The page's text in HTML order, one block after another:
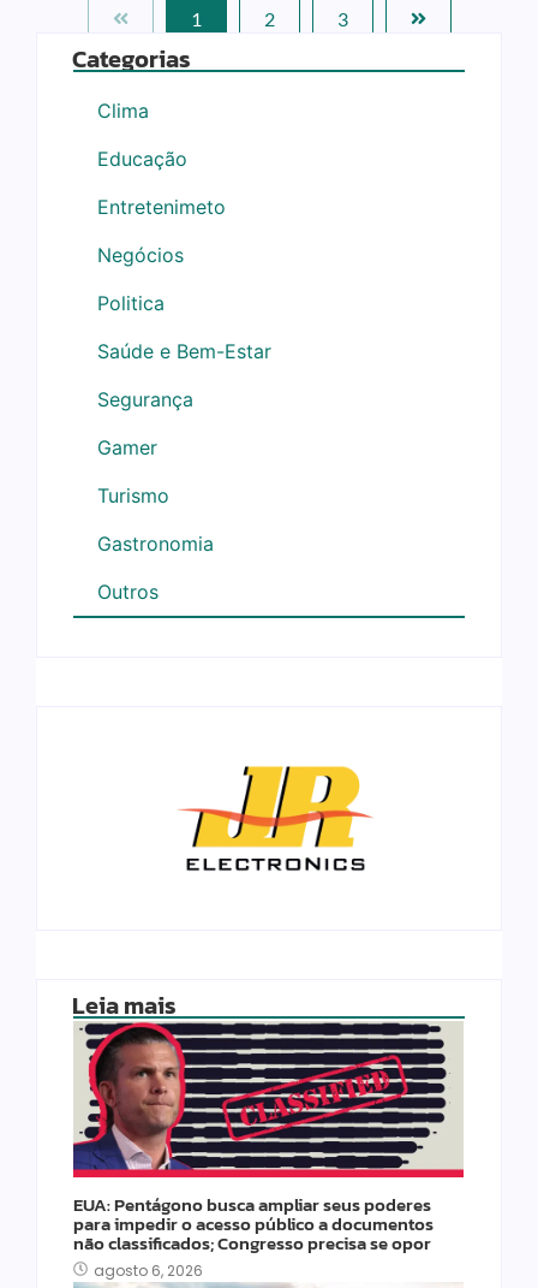
1 2 3
Categorias
Clima
Educação
Entretenimeto
Negócios
Politica
Saúde e Bem-Estar
Segurança
Gamer
Turismo
Gastronomia
Outros
Leia mais
EUA: Pentágono busca ampliar seus poderes
para impedir o acesso público a documentos
não classificados; Congresso precisa se opor
agosto 6, 2026